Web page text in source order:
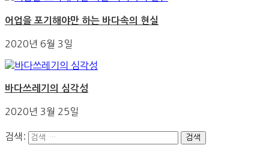
어업을 포기해야만 하는 바다속의 현실
2020년 6월 3일
바다쓰레기의 심각성
2020년 3월 25일
검색: